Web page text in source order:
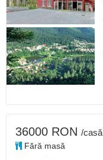
36000 RON /casă
Fără masă